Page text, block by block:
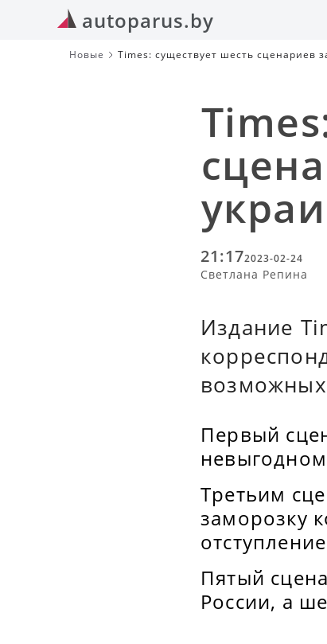
autoparus.by
Новые Times: существует шесть сценариев
21:172023-02-24
Светлана Репина
Издание
Первый
Третьим
заморозку
Пятый
России, а